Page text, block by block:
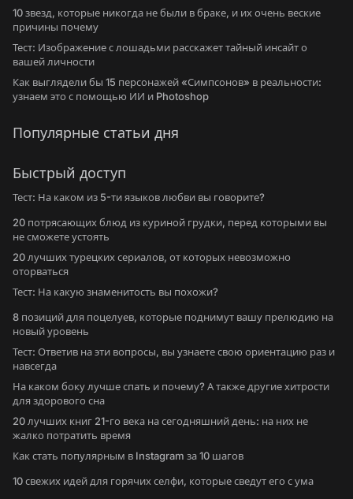
10 звезд, которые никогда не были в браке, и их очень веские
причины почему
Тест: Изображение с лошадьми расскажет тайный инсайт о
вашей личности
Как выглядели бы 15 персонажей «Симпсонов» в реальности:
узнаем это с помощью ИИ и Photoshop
Популярные статьи дня
Быстрый доступ
Тест: На каком из 5-ти языков любви вы говорите?
20 потрясающих блюд из куриной грудки, перед которыми вы
не сможете устоять
20 лучших турецких сериалов, от которых невозможно
оторваться
Тест: На какую знаменитость вы похожи?
8 позиций для поцелуев, которые поднимут вашу прелюдию на
новый уровень
Тест: Ответив на эти вопросы, вы узнаете свою ориентацию раз и
навсегда
На каком боку лучше спать и почему? А также другие хитрости
для здорового сна
20 лучших книг 21-го века на сегодняшний день: на них не
жалко потратить время
Как стать популярным в Instagram за 10 шагов
10 свежих идей для горячих селфи, которые сведут его с ума